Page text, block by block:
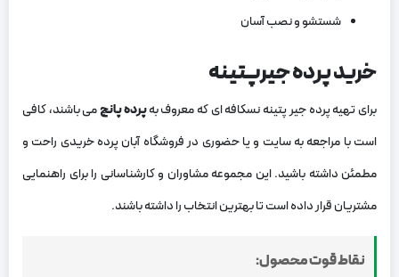
شستشو و نصب آسان
خرید پرده جیرپتینه
برای تهیه پرده جیر پتینه نسکافه ای که معروف بهپرده پانچمی باشند، کافی
است با مراجعه به سایت و یا حضوری در فروشگاه آبان پرده خریدی راحت و
مطمئن داشته باشید. این مجموعه مشاوران و کارشناسانی را برای راهنمایی
مشتریان قرار داده است تا بهترین انتخاب را داشته باشند.
نقاط قوت محصول: